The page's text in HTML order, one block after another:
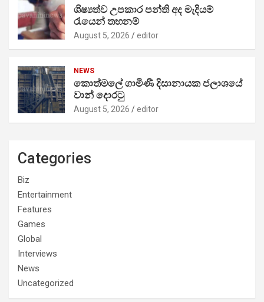
ශිෂ්‍යත්ව උපකාර පන්ති අද මැදියම්
රැයෙන් තහනම්
August 5, 2026 editor
NEWS
කොත්මලේ ගාමිණී දිසානායක ජලාශයේ
වාන් දොරටු
August 5, 2026 editor
Categories
Biz
Entertainment
Features
Games
Global
Interviews
News
Uncategorized